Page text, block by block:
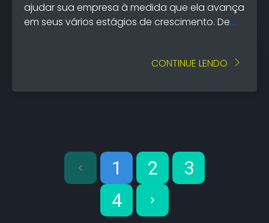
ajudar sua empresa à medida que ela avança
em seus vários estágios de crescimento. De
CONTINUE LENDO
1 2
3
4